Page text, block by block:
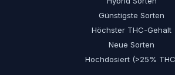
Günstigste Sorten
Höchster THC-Gehalt
Neue Sorten
Hochdosiert (>25%